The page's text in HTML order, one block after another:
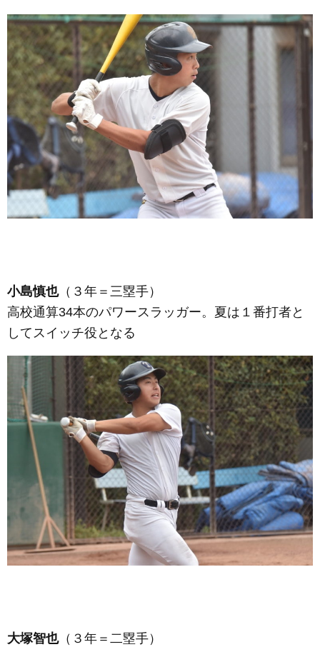
小島慎也（３年＝三塁手）
高校通算34本のパワースラッガー。夏は１番打者と
してスイッチ役となる
大塚智也（３年＝二塁手）